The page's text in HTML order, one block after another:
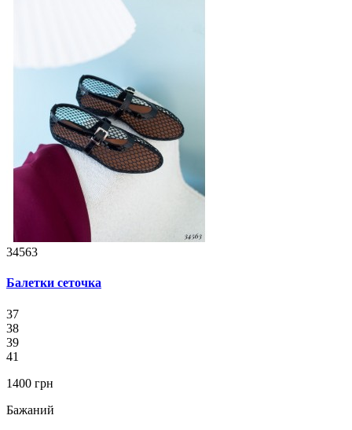
34563
Балетки сеточка
37
38
39
41
1400 грн
Бажаний